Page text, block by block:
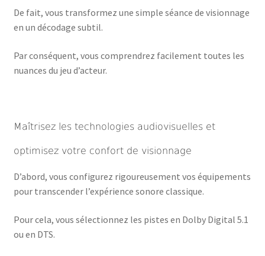
De fait, vous transformez une simple séance de visionnage
en un décodage subtil.
Par conséquent, vous comprendrez facilement toutes les
nuances du jeu d’acteur.
Maîtrisez les technologies audiovisuelles et
optimisez votre confort de visionnage
D’abord, vous configurez rigoureusement vos équipements
pour transcender l’expérience sonore classique.
Pour cela, vous sélectionnez les pistes en Dolby Digital 5.1
ou en DTS.